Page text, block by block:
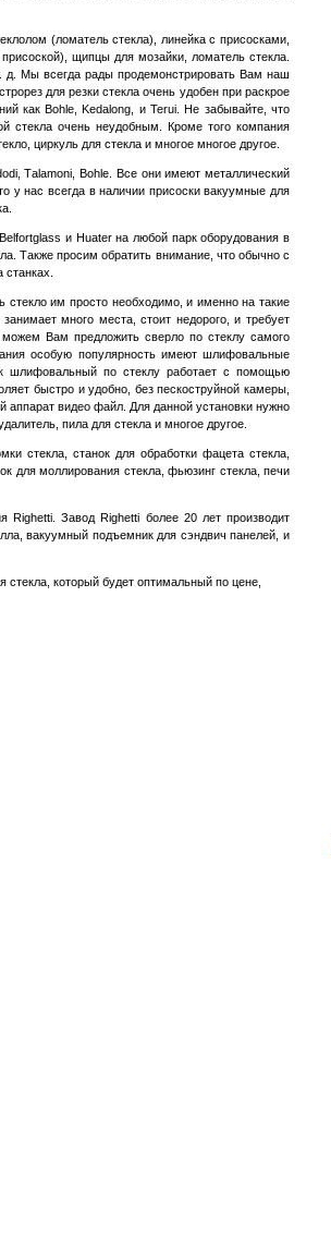
(ломатель стекла), линейка с присосками,
присоской), щипцы для мозайки, ломатель стекла.
д. Мы всегда рады продемонстрировать Вам наш
для резки стекла очень удобен при раскрое
какBohle,Kedalong, и Terui. Не забывайте, что
стекла очень неудобным. Кроме того компания
циркуль для стекла и многое многое другое.
Talamoni, Bohle. Все они имеют металлический
у нас всегда в наличии присоски вакуумные для
и Huater на любой парк оборудования в
Также просим обратить внимание, что обычно с
им просто необходимо, и именно на такие
много места, стоит недорого, и требует
Вам предложить сверло по стеклу самого
особую популярность имеют шлифовальные
шлифовальный по стеклу работает с помощью
быстро и удобно, без пескоструйной камеры,
аппарат видео файл. Для данной установки нужно
пила для стекла и многое другое.
стекла, станок для обработки фацета стекла,
для моллирования стекла, фьюзинг стекла, печи
Righetti.ЗаводRighetti более 20 лет производит
вакуумный подъемник для сэндвич панелей, и
который будет оптимальный по цене,